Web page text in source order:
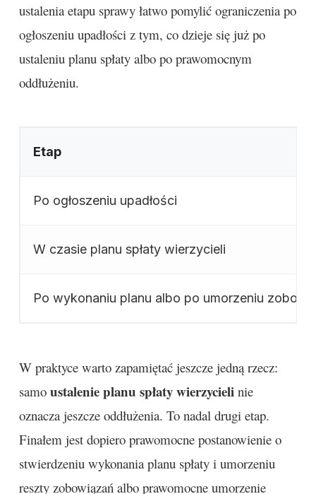
ustalenia etapu sprawy łatwo pomylić ograniczenia po
ogłoszeniu upadłości z tym, co dzieje się już po
ustaleniu planu spłaty albo po prawomocnym
oddłużeniu.
Etap
Po ogłoszeniu upadłości
W czasie planu spłaty wierzycieli
Po wykonaniu planu albo po umorzeniu
W praktyce warto zapamiętać jeszcze jedną rzecz:
samo ustalenie planu spłaty wierzycieli nie
oznacza jeszcze oddłużenia. To nadal drugi etap.
Finałem jest dopiero prawomocne postanowienie o
stwierdzeniu wykonania planu spłaty i umorzeniu
reszty zobowiązań albo prawomocne umorzenie